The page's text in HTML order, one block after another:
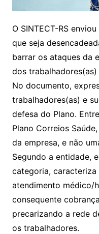
O SINTECT-RS
que seja
barrar os ataques da
dos
No documento,
trabalhadores(as) e
defesa do Plano.
Plano Correios
da empresa, e não
Segundo a entidade,
categoria,
atendimento médico/
consequente
precarizando a rede
os trabalhadores.